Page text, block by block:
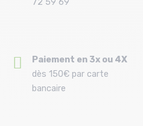
72 59 69
Paiement en 3x ou 4X
dès 150€ par carte
bancaire